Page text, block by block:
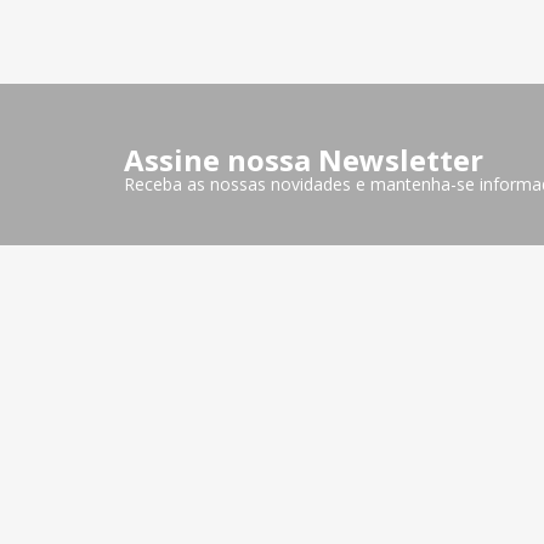
Assine nossa Newsletter
Receba as nossas novidades e mantenha-se